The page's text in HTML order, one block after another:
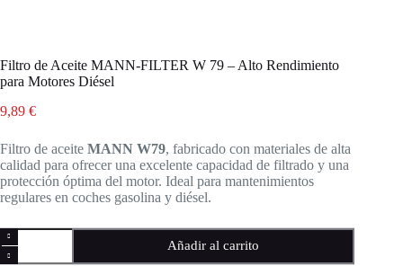
Filtro de Aceite MANN-FILTER W 79 – Alto Rendimiento
para Motores Diésel
9,89 €
Filtro de aceite MANN W79, fabricado con materiales de alta
calidad para ofrecer una excelente capacidad de filtrado y una
protección óptima del motor. Ideal para mantenimientos
regulares en coches gasolina y diésel.
Filtro
de
Añadir al carrito